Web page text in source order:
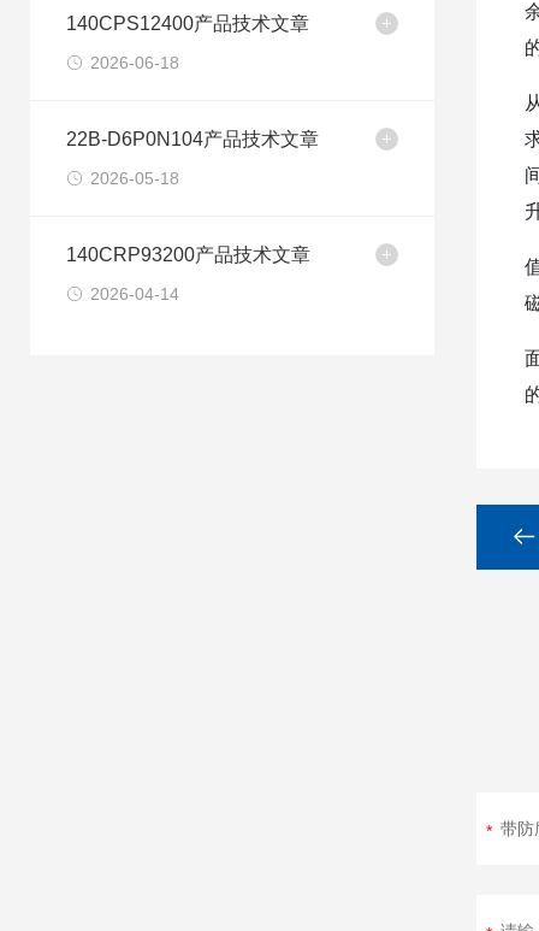
140CPS12400产品技术文章
2026-06-18
22B-D6P0N104产品技术文章
2026-05-18
140CRP93200产品技术文章
2026-04-14